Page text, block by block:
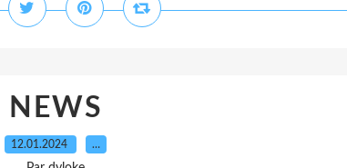
NEWS
12.01.2024 …